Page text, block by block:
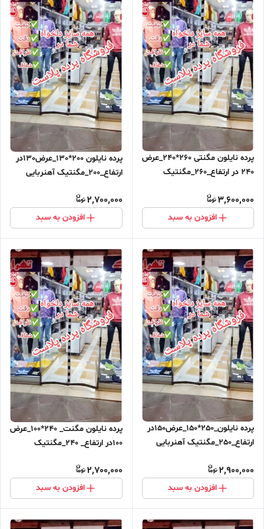
پرده نایلون مگنتی 260*240_عرض
240 در ارتفاع_260_مگنتیک
3,600,000
افزودن به سبد
پرده نایلون 200*130_عرض130در
ارتفاع_200_مگنتیک آهنربایی
2,700,000
افزودن به سبد
پرده نایلون_250*150_عرض150در
ارتفاع_250_مگنتیک آهنربایی
2,900,000
افزودن به سبد
پرده نایلون مگنت_ 240*100_عرض
100در ارتفاع_ 240_مگنتیک
2,700,000
افزودن به سبد